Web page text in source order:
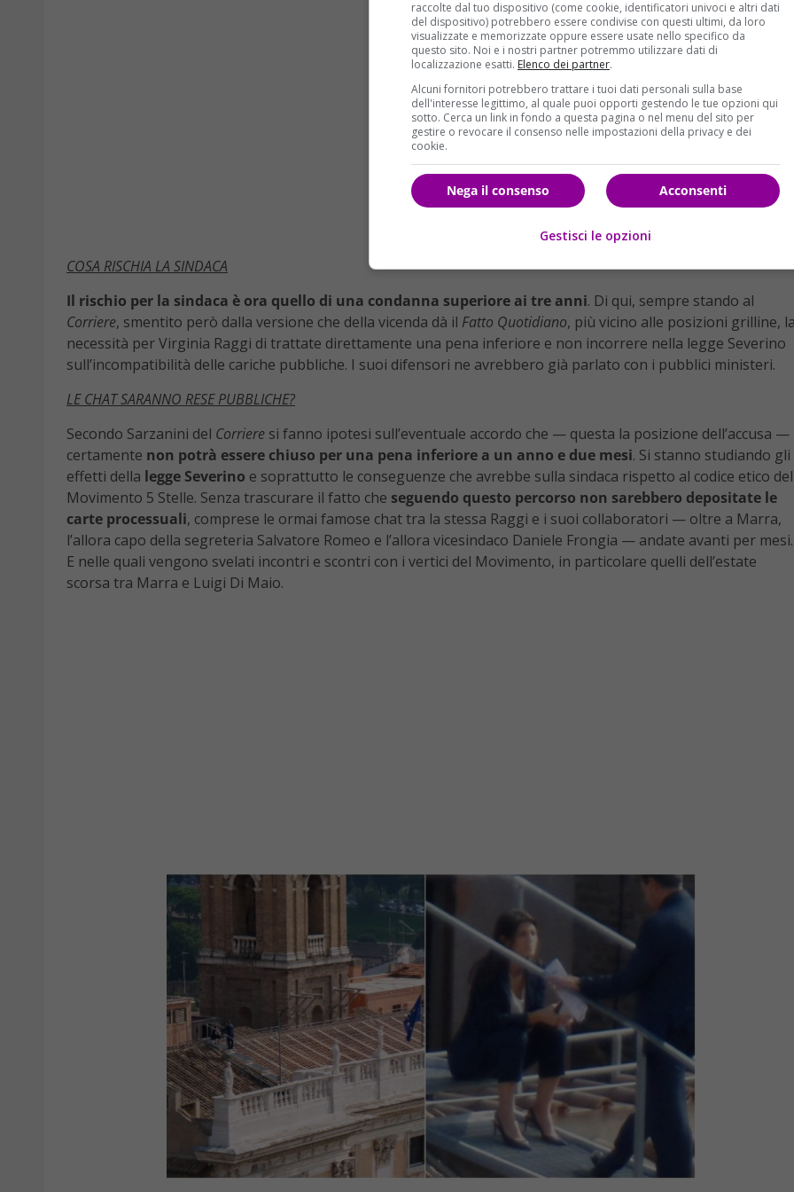
COSA RISCHIA LA SINDACA
Il rischio per la sindaca è ora quello di una condanna superiore ai tre anni. Di qui, sempre stando al
Corriere, smentito però dalla versione che della vicenda dà il Fatto Quotidiano, più vicino alle posizioni grilline,
necessità per Virginia Raggi di trattate direttamente una pena inferiore e non incorrere nella legge Severino
sull’incompatibilità delle cariche pubbliche. I suoi difensori ne avrebbero già parlato con i pubblici ministeri.
LE CHAT SARANNO RESE PUBBLICHE?
Secondo Sarzanini del Corriere si fanno ipotesi sull’eventuale accordo che — questa la posizione dell’accusa —
certamente non potrà essere chiuso per una pena inferiore a un anno e due mesi. Si stanno studiando gli
effetti della legge Severino e soprattutto le conseguenze che avrebbe sulla sindaca rispetto al codice etico del
Movimento 5 Stelle. Senza trascurare il fatto che seguendo questo percorso non sarebbero depositate le
carte processuali, comprese le ormai famose chat tra la stessa Raggi e i suoi collaboratori — oltre a Marra,
l’allora capo della segreteria Salvatore Romeo e l’allora vicesindaco Daniele Frongia — andate avanti per mesi.
E nelle quali vengono svelati incontri e scontri con i vertici del Movimento, in particolare quelli dell’estate
scorsa tra Marra e Luigi Di Maio.
raccolte dal tuo dispositivo (come cookie, identificatori univoci e altri dati
del dispositivo) potrebbero essere condivise con questi ultimi, da loro
visualizzate e memorizzate oppure essere usate nello specifico da
questo sito. Noi e i nostri partner potremmo utilizzare dati di
localizzazione esatti. Elenco dei partner.
Alcuni fornitori potrebbero trattare i tuoi dati personali sulla base
dell'interesse legittimo, al quale puoi opporti gestendo le tue opzioni qui
sotto. Cerca un link in fondo a questa pagina o nel menu del sito per
gestire o revocare il consenso nelle impostazioni della privacy e dei
cookie.
Acconsenti
Nega il consenso
Gestisci le opzioni